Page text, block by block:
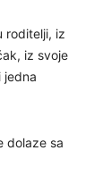
roditelji, iz
iz svoje
jedna
dolaze sa